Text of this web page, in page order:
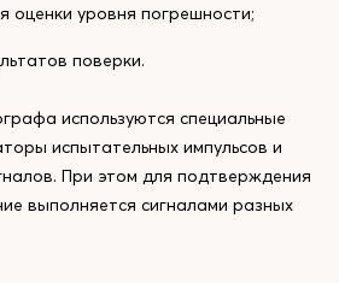
оценки уровня погрешности;
поверки.
используются специальные
испытательных импульсов и
При этом для подтверждения
выполняется сигналами разных